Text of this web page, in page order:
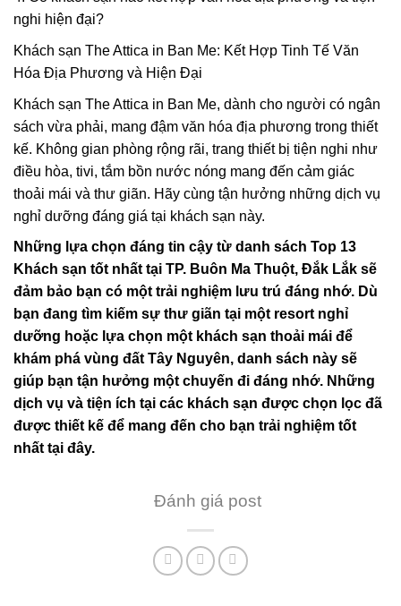
nghi hiện đại?
Khách sạn The Attica in Ban Me: Kết Hợp Tinh Tế Văn
Hóa Địa Phương và Hiện Đại
Khách sạn The Attica in Ban Me, dành cho người có ngân
sách vừa phải, mang đậm văn hóa địa phương trong thiết
kế. Không gian phòng rộng rãi, trang thiết bị tiện nghi như
điều hòa, tivi, tắm bồn nước nóng mang đến cảm giác
thoải mái và thư giãn. Hãy cùng tận hưởng những dịch vụ
nghỉ dưỡng đáng giá tại khách sạn này.
Những lựa chọn đáng tin cậy từ danh sách Top 13
Khách sạn tốt nhất tại TP. Buôn Ma Thuột, Đắk Lắk sẽ
đảm bảo bạn có một trải nghiệm lưu trú đáng nhớ. Dù
bạn đang tìm kiếm sự thư giãn tại một resort nghỉ
dưỡng hoặc lựa chọn một khách sạn thoải mái để
khám phá vùng đất Tây Nguyên, danh sách này sẽ
giúp bạn tận hưởng một chuyến đi đáng nhớ. Những
dịch vụ và tiện ích tại các khách sạn được chọn lọc đã
được thiết kế để mang đến cho bạn trải nghiệm tốt
nhất tại đây.
Đánh giá post